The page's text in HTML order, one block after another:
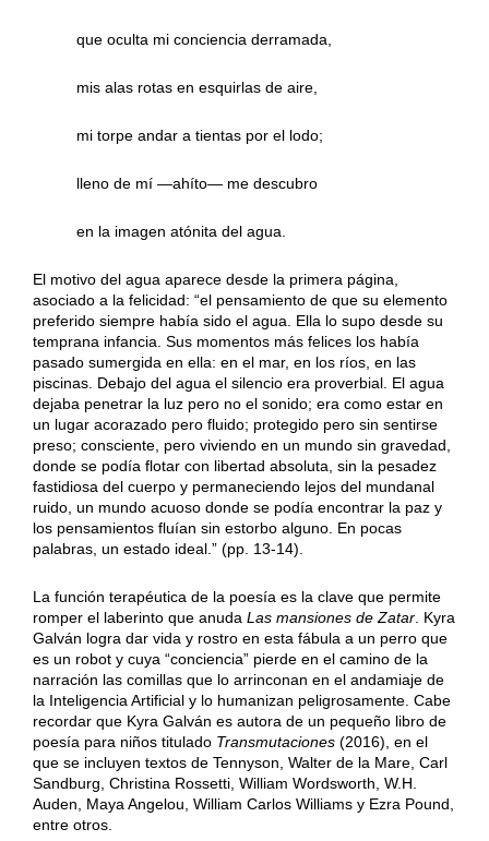
que oculta mi conciencia derramada,
mis alas rotas en esquirlas de aire,
mi torpe andar a tientas por el lodo;
lleno de mí —ahíto— me descubro
en la imagen atónita del agua.
El motivo del agua aparece desde la primera página,
asociado a la felicidad: “el pensamiento de que su elemento
preferido siempre había sido el agua. Ella lo supo desde su
temprana infancia. Sus momentos más felices los había
pasado sumergida en ella: en el mar, en los ríos, en las
piscinas. Debajo del agua el silencio era proverbial. El agua
dejaba penetrar la luz pero no el sonido; era como estar en
un lugar acorazado pero fluido; protegido pero sin sentirse
preso; consciente, pero viviendo en un mundo sin gravedad,
donde se podía flotar con libertad absoluta, sin la pesadez
fastidiosa del cuerpo y permaneciendo lejos del mundanal
ruido, un mundo acuoso donde se podía encontrar la paz y
los pensamientos fluían sin estorbo alguno. En pocas
palabras, un estado ideal.” (pp. 13-14).
La función terapéutica de la poesía es la clave que permite
romper el laberinto que anuda Las mansiones de Zatar. Kyra
Galván logra dar vida y rostro en esta fábula a un perro que
es un robot y cuya “conciencia” pierde en el camino de la
narración las comillas que lo arrinconan en el andamiaje de
la Inteligencia Artificial y lo humanizan peligrosamente. Cabe
recordar que Kyra Galván es autora de un pequeño libro de
poesía para niños titulado Transmutaciones(2016), en el
que se incluyen textos de Tennyson, Walter de la Mare, Carl
Sandburg, Christina Rossetti, William Wordsworth, W.H.
Auden, Maya Angelou, William Carlos Williams y Ezra Pound,
entre otros.